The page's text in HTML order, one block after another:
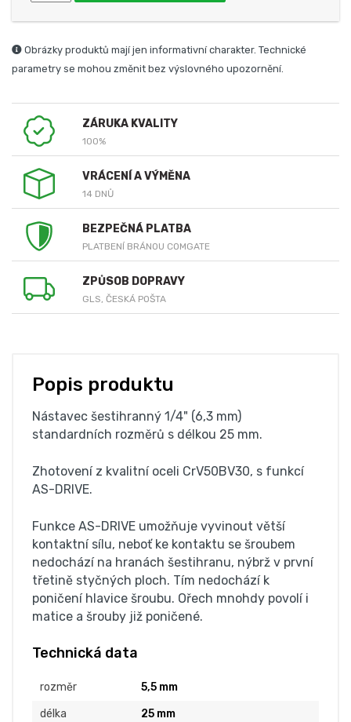
Obrázky produktů mají jen informativní charakter. Technické
parametry se mohou změnit bez výslovného upozornění.
ZÁRUKA KVALITY
100%
VRÁCENÍ A VÝMĚNA
14 DNŮ
BEZPEČNÁ PLATBA
PLATBENÍ BRÁNOU COMGATE
ZPŮSOB DOPRAVY
GLS, ČESKÁ POŠTA
Popis produktu
Nástavec šestihranný 1/4" (6,3 mm)
standardních rozměrů s délkou 25 mm.
Zhotovení z kvalitní oceli CrV50BV30, s funkcí
AS-DRIVE.
Funkce AS-DRIVE umožňuje vyvinout větší
kontaktní sílu, neboť ke kontaktu se šroubem
nedochází na hranách šestihranu, nýbrž v první
třetině styčných ploch. Tím nedochází k
poničení hlavice šroubu. Ořech mnohdy povolí i
matice a šrouby již poničené.
Technická data
rozměr
5,5 mm
délka
25 mm